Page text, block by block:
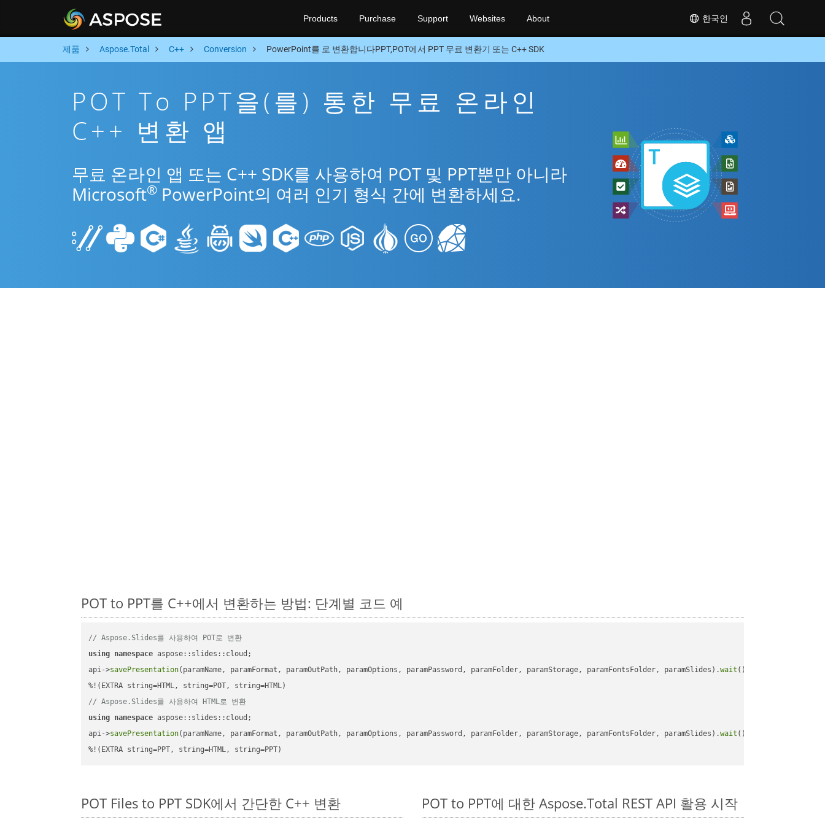
한국인
Products Purchase Support Websites About
제품 Aspose.Total C++ Conversion PowerPoint를 로 변환합니다PPT,POT에서 PPT 무료 변환기 또는 C++ SDK
POT To PPT을(를) 통한 무료 온라인
C++ 변환 앱
무료 온라인 앱 또는 C++ SDK를 사용하여 POT 및 PPT뿐만 아니라
Microsoft® PowerPoint의 여러 인기 형식 간에 변환하세요.
POT to PPT를 C++에서 변환하는 방법: 단계별 코드 예
// Aspose.Slides를 사용하여 POT로 변환
using namespace aspose::slides::cloud;
api->savePresentation(paramName, paramFormat, paramOutPath, paramOptions, paramPassword, paramFolder, paramStorage, paramFontsFolder, paramSlides).wait ();
// Aspose.Slides를 사용하여 HTML로 변환
using namespace aspose::slides::cloud;
api->savePresentation(paramName, paramFormat, paramOutPath, paramOptions, paramPassword, paramFolder, paramStorage, paramFontsFolder, paramSlides).wait ();
%!(EXTRA string=PPT, string=HTML, string=PPT)
POT Files to PPT SDK에서 간단한 C++ 변환 POT to PPT에 대한 Aspose.Total REST API 활용 시작